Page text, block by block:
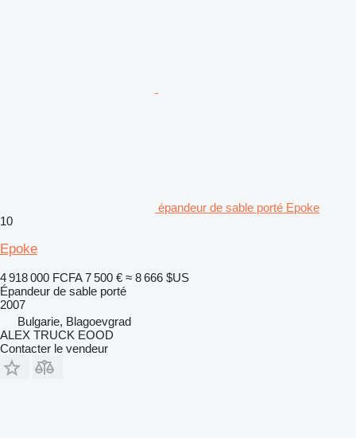
épandeur de sable porté Epoke
10
Epoke
4 918 000 FCFA 7 500 € ≈ 8 666 $US
Épandeur de sable porté
2007
Bulgarie, Blagoevgrad
ALEX TRUCK EOOD
Contacter le vendeur